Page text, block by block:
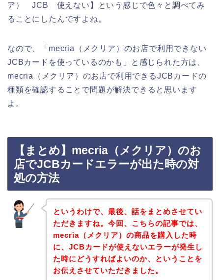
ア） JCB 使えない】という感じで色々と調べてみ
ることにしたんですよね。
なので、「mecria（メクリア）のお店で利用できない
JCBカードを使っているのかも」と感じられた方は、
mecria（メクリア）のお店で利用できるJCBカードの
種類を確認することで問題が解決できると思います
よ。
【まとめ】mecria（メクリア）のお
店でJCBカードエラーが出た時の対
処の方法
というわけで、最後、話をまとめさせてい
ただきますね。今回、こちらの記事では、
mecria（メクリア）の商品を購入した時
に、JCBカードが使えないエラーが発生し
た時にどうすればよいのか、ということを
お伝えさせていただきました。